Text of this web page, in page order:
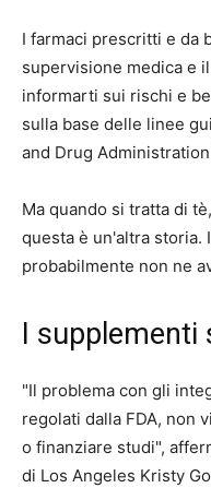
I farmaci prescritti e da
supervisione medica e
informarti sui rischi e
sulla base delle linee
and Drug Administration
Ma quando si tratta di
questa è un'altra storia.
probabilmente non ne
I
"Il problema con gli
regolati dalla FDA, non
o finanziare studi",
di Los Angeles Kristy